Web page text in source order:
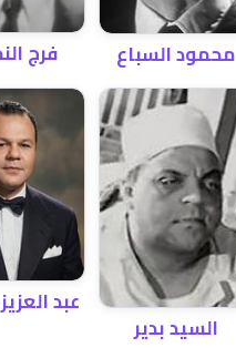
محمود السباع فرج
السيد بدير
عبد